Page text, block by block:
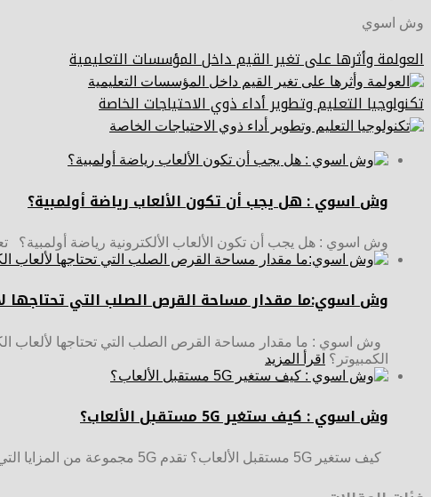
وش اسوي
العولمة وأثرها على تغير القيم داخل المؤسسات التعليمية
تكنولوجيا التعليم وتطوير أداء ذوي الاحتياجات الخاصة
وش اسوي : هل يجب أن تكون الألعاب رياضة أولمبية؟
وش اسوي : هل يجب أن تكون الألعاب الألكترونية رياضة أولمبية؟
وش اسوي:ما مقدار مساحة القرص الصلب التي تحتاجها
الكمبيوتر؟ اقرأ المزيد
وش اسوي : كيف ستغير 5G مستقبل الألعاب؟
كيف ستغير 5G مستقبل الألعاب؟ تقدم 5G مجموعة من المزايا التي يمكن أن تستغلها العلامات التجارية للألعاب. دعونا نرى كيف... وش اسوي : كيف ستغير 5G مستقبل الألعاب؟